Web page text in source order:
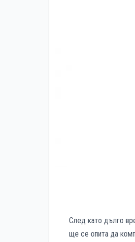
След като дълго
ще се опита да